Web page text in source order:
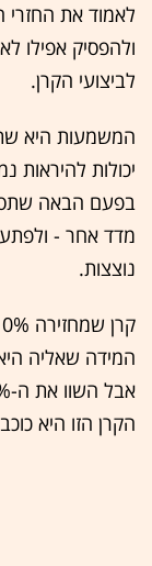
לאמוד את
ולהפסיק אפילו
לביצועי הקרן.
המשמעות היא
יכולות
בפעם הבאה
מדד אחר -
נוצצות.
הקרן הזו היא